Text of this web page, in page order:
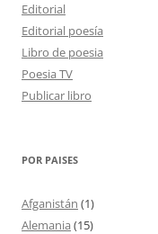
Editorial
Editorial poesía
Libro de poesia
Poesia TV
Publicar libro
POR PAISES
Afganistán (1)
Alemania (15)